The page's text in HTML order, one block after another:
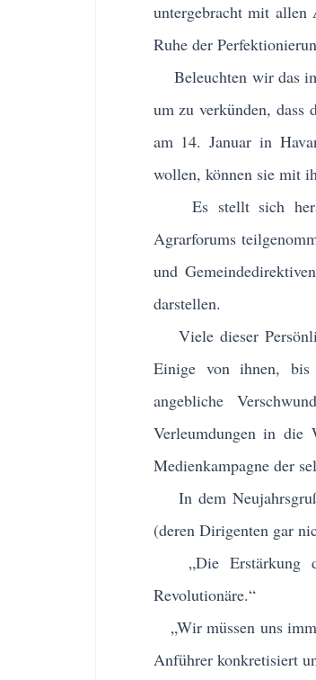
untergebracht mit
Ruhe der
Beleuchten wir das
um zu verkünden, dass
am 14. Januar in
wollen, können sie mit
Es stellt sich
Agrarforums
und
darstellen.
Viele dieser
Einige von ihnen, bis
angebliche
Verleumdungen in die
Medienkampagne der
In dem Neujahrsgruß
(deren Dirigenten gar
„Die Erstärkung
Revolutionäre.“
„Wir müssen uns
Anführer konkretisiert